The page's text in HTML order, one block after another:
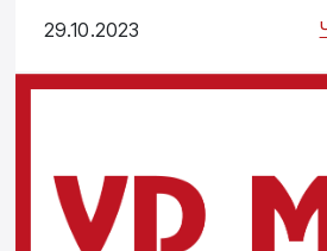
29.10.2023